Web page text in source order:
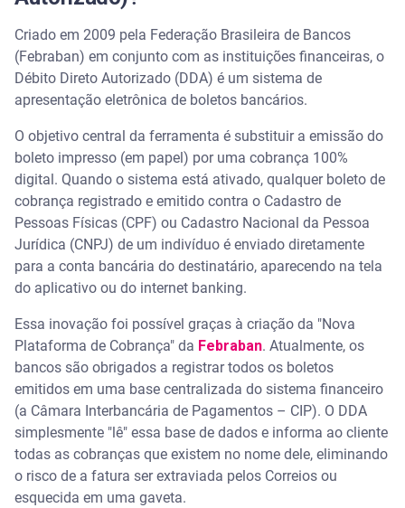
Criado em 2009 pela Federação Brasileira de Bancos
(Febraban) em conjunto com as instituições financeiras, o
Débito Direto Autorizado (DDA) é um sistema de
apresentação eletrônica de boletos bancários.
O objetivo central da ferramenta é substituir a emissão do
boleto impresso (em papel) por uma cobrança 100%
digital. Quando o sistema está ativado, qualquer boleto de
cobrança registrado e emitido contra o Cadastro de
Pessoas Físicas (CPF) ou Cadastro Nacional da Pessoa
Jurídica (CNPJ) de um indivíduo é enviado diretamente
para a conta bancária do destinatário, aparecendo na tela
do aplicativo ou do internet banking.
Essa inovação foi possível graças à criação da "Nova
Plataforma de Cobrança" da Febraban. Atualmente, os
bancos são obrigados a registrar todos os boletos
emitidos em uma base centralizada do sistema financeiro
(a Câmara Interbancária de Pagamentos – CIP). O DDA
simplesmente "lê" essa base de dados e informa ao cliente
todas as cobranças que existem no nome dele, eliminando
o risco de a fatura ser extraviada pelos Correios ou
esquecida em uma gaveta.